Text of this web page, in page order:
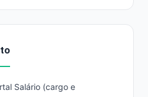
Salário (cargo e